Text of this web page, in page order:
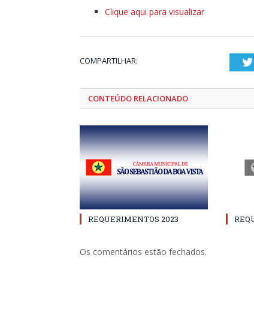
Clique aqui para visualizar
COMPARTILHAR:
CONTEÚDO RELACIONADO
REQUERIMENTOS 2023
Os comentários estão fechados.